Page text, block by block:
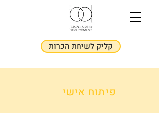
קליק לשיחת הכרות
פיתוח אישי